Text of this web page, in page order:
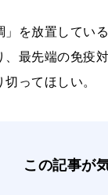
を放置してい
最先端の免疫
ってほしい。
この記事が